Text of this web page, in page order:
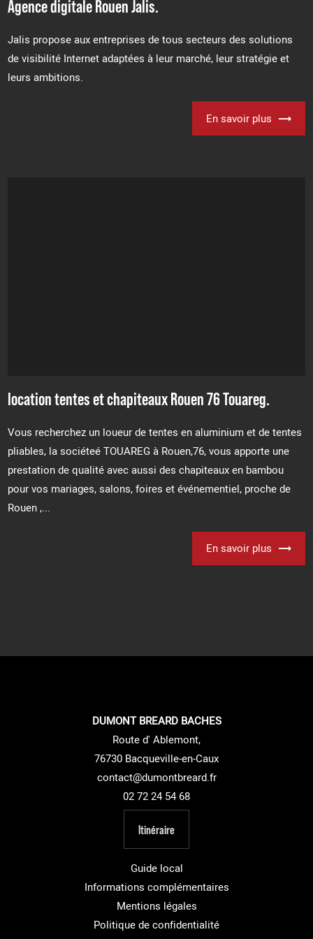
Agence digitale Rouen Jalis.
Jalis propose aux entreprises de tous secteurs des solutions
de visibilité Internet adaptées à leur marché, leur stratégie et
leurs ambitions.
En savoir plus
location tentes et chapiteaux Rouen 76 Touareg.
Vous recherchez un loueur de tentes en aluminium et de tentes
pliables, la sociéteé TOUAREG à Rouen,76, vous apporte une
prestation de qualité avec aussi des chapiteaux en bambou
pour vos mariages, salons, foires et événementiel, proche de
Rouen ,...
En savoir plus
DUMONT BREARD BACHES
Route d' Ablemont,
76730 Bacqueville-en-Caux
contact@dumontbreard.fr
02 72 24 54 68
Itinéraire
Guide local
Informations complémentaires
Mentions légales
Politique de confidentialité